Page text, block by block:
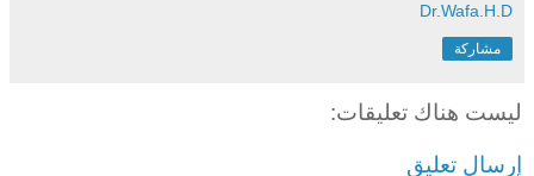
Dr.Wafa.H.D
مشاركة
ليست هناك تعليقات:
إرسال تعليق